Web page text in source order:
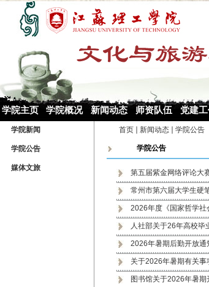
学院主页 学院概况 新闻动态 师资队伍 党建
学院新闻
学院公告
媒体文旅
首页 新闻动态 学院公告
学院公告
第五届紫金网络评论大
常州市第六届大学生硬
2026年度《国家哲学社
人社部关于26年高校毕
2026年暑期后勤开放通
关于2026年暑期有关事
图书馆关于2026年暑期